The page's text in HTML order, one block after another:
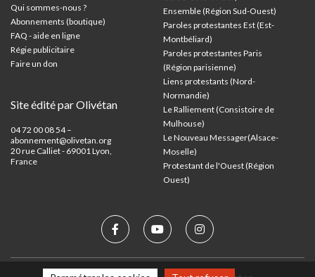
Qui sommes-nous ?
Abonnements (boutique)
FAQ - aide en ligne
Régie publicitaire
Faire un don
Site édité par Olivétan
04 72 00 08 54 –
abonnement@olivetan.org
20 rue Calliet - 69001 Lyon,
France
Ensemble (Région Sud-Ouest)
Paroles protestantes Est (Est-
Montbéliard)
Paroles protestantes Paris
(Région parisienne)
Liens protestants (Nord-
Normandie)
Le Ralliement (Consistoire de
Mulhouse)
Le Nouveau Messager(Alsace-
Moselle)
Protestant de l'Ouest (Région
Ouest)